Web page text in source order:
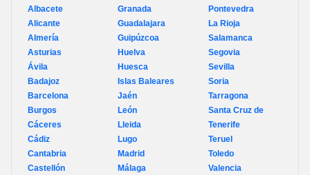
Albacete
Alicante
Almería
Asturias
Ávila
Badajoz
Barcelona
Burgos
Cáceres
Cádiz
Cantabria
Castellón
Granada
Guadalajara
Guipúzcoa
Huelva
Huesca
Islas Baleares
Jaén
León
Lleida
Lugo
Madrid
Málaga
Pontevedra
La Rioja
Salamanca
Segovia
Sevilla
Soria
Tarragona
Santa Cruz de
Tenerife
Teruel
Toledo
Valencia